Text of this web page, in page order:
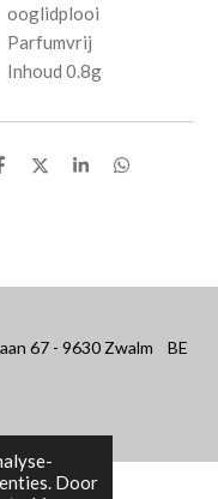
Door
ooglidplooi
Parfumvrij
Inhoud 0.8g
D
S
D
67 - 9630 Zwalm BE